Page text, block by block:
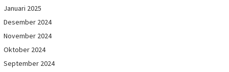
Januari 2025
Desember 2024
November 2024
Oktober 2024
September 2024